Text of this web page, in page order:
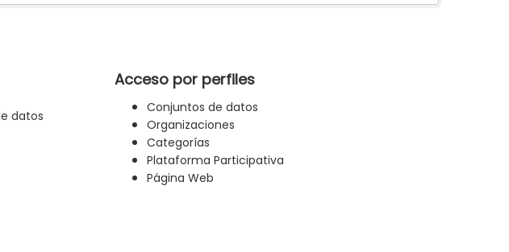
datos
Acceso por perfiles
Conjuntos de datos
Organizaciones
Categorías
Plataforma Participativa
Página Web